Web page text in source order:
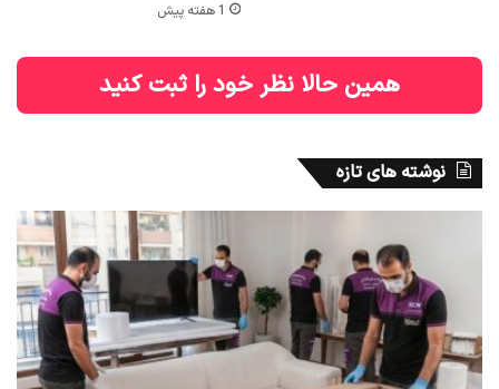
1 هفته پیش
همین حالا نظر خود را ثبت کنید
نوشته های تازه